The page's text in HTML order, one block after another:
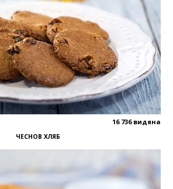
16 736 видяна
ЧЕСНОВ ХЛЯБ